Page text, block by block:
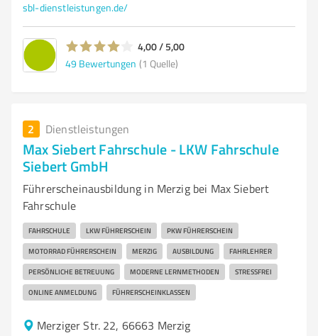
sbl-dienstleistungen.de/
4,00 / 5,00
49 Bewertungen (1 Quelle)
2 Dienstleistungen
Max Siebert Fahrschule - LKW Fahrschule
Siebert GmbH
Führerscheinausbildung in Merzig bei Max Siebert
Fahrschule
FAHRSCHULE LKW FÜHRERSCHEIN PKW FÜHRERSCHEIN
MOTORRAD FÜHRERSCHEIN MERZIG AUSBILDUNG FAHRLEHRER
PERSÖNLICHE BETREUUNG MODERNE LERNMETHODEN STRESSFREI
ONLINE ANMELDUNG FÜHRERSCHEINKLASSEN
Merziger Str. 22, 66663 Merzig